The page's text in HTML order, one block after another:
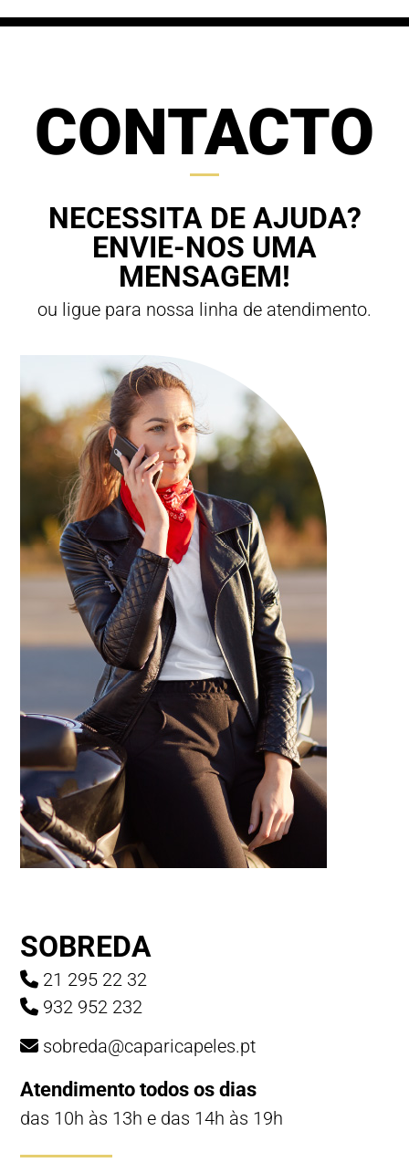
CONTACTO
NECESSITA DE AJUDA?
ENVIE-NOS UMA
MENSAGEM!
ou ligue para nossa linha de atendimento.
SOBREDA
21 295 22 32
932 952 232
sobreda@caparicapeles.pt
Atendimento todos os dias
das 10h às 13h e das 14h às 19h